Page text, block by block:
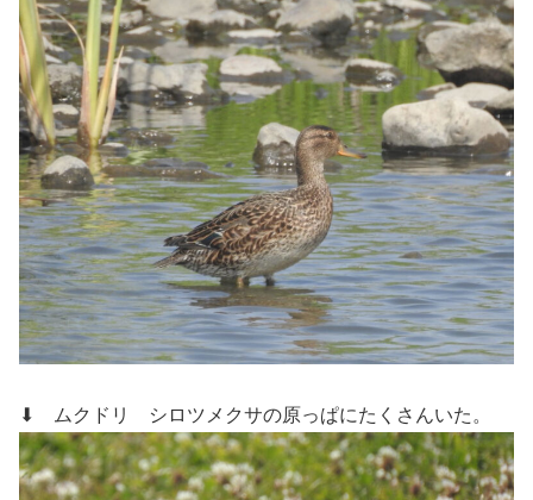
⬇ ムクドリ シロツメクサの原っぱにたくさんいた。